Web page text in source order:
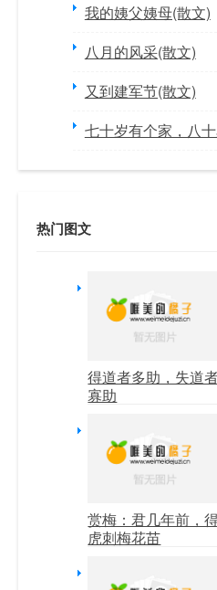
我的姨父姨母(散文)
八月的风采(散文)
又到建军节(散文)
七十岁有个家，八
热门图文
得道者多助，失道
寡助
赏梅：君几年前，
虎刺梅花苗